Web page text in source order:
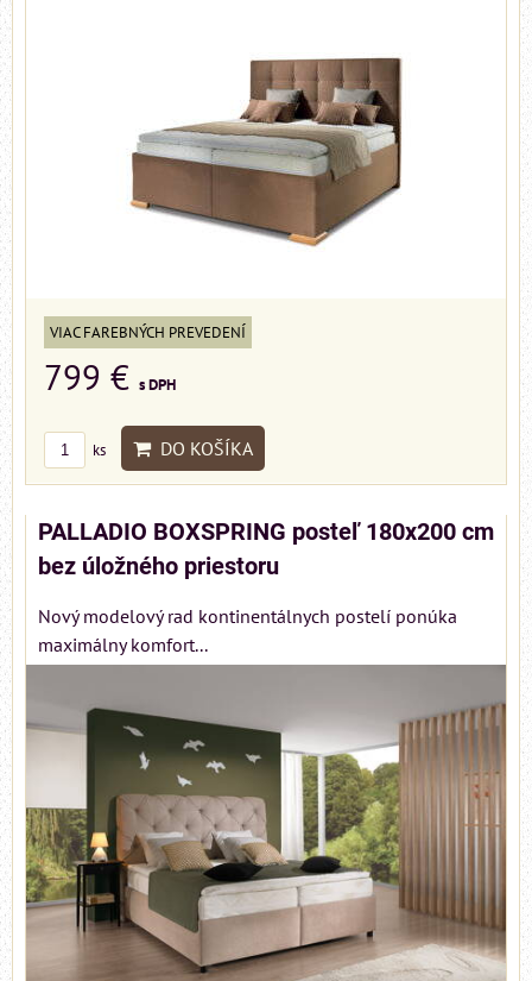
VIAC FAREBNÝCH PREVEDENÍ
799 € s DPH
ks DO KOŠÍKA
PALLADIO BOXSPRING posteľ 180x200 cm
bez úložného priestoru
Nový modelový rad kontinentálnych postelí ponúka
maximálny komfort...